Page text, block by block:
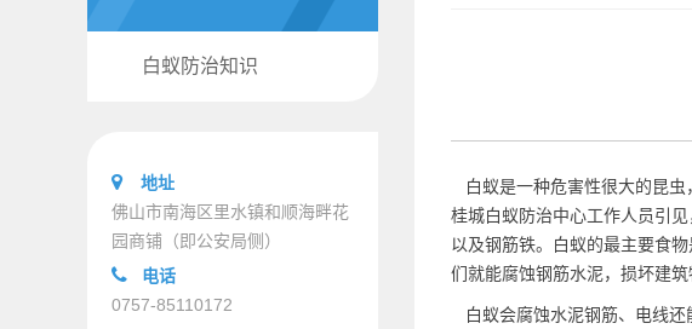
白蚁防治知识
地址
佛山市南海区里水镇和顺海畔花
园商铺（即公安局侧）
电话
0757-85110172
白蚁是一种危害性很大的昆虫
桂城白蚁防治中心工作人员引
以及钢筋铁。白蚁的最主要食
们就能腐蚀钢筋水泥，损坏建
白蚁会腐蚀水泥钢筋、电线还